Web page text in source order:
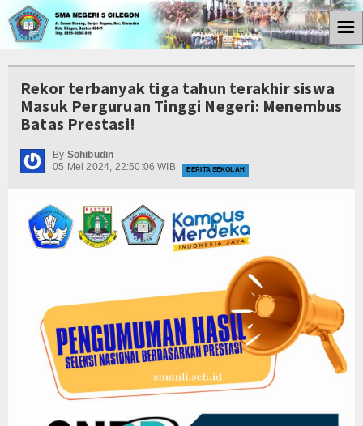
Home
Profil
Sejarah Sekolah
Struktur Organisasi
Visi dan Misi
Tenaga Pendidik
Album Foto
Informasi Dokumen
☰
Rekor terbanyak tiga tahun terakhir siswa
Masuk Perguruan Tinggi Negeri: Menembus
Batas Prestasi!
By Sohibudin
05 Mei 2024, 22:50:06 WIB
BERITA SEKOLAH